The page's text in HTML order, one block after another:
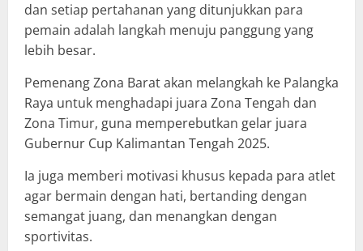
dan setiap pertahanan yang ditunjukkan para
pemain adalah langkah menuju panggung yang
lebih besar.
Pemenang Zona Barat akan melangkah ke Palangka
Raya untuk menghadapi juara Zona Tengah dan
Zona Timur, guna memperebutkan gelar juara
Gubernur Cup Kalimantan Tengah 2025.
Ia juga memberi motivasi khusus kepada para atlet
agar bermain dengan hati, bertanding dengan
semangat juang, dan menangkan dengan
sportivitas.